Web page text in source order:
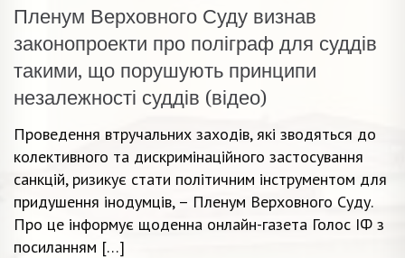
Пленум Верховного Суду визнав
законопроекти про поліграф для суддів
такими, що порушують принципи
незалежності суддів (відео)
Проведення втручальних заходів, які зводяться до
колективного та дискримінаційного застосування
санкцій, ризикує стати політичним інструментом для
придушення інодумців, – Пленум Верховного Суду.
Про це інформує щоденна онлайн-газета Голос ІФ з
посиланням […]